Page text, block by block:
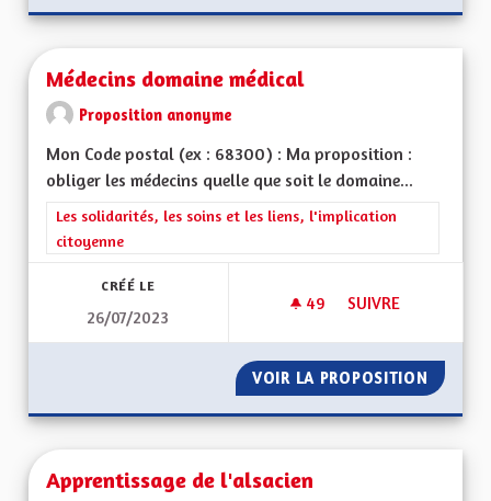
Médecins domaine médical
Proposition anonyme
Mon Code postal (ex : 68300) : Ma proposition :
obliger les médecins quelle que soit le domaine...
Filtrer les résultats de la catégorie : Les solidarités, les soins
Les solidarités, les soins et les liens, l'implication
citoyenne
CRÉÉ LE
26/07/2023
49 49 ABONNÉS
SUIVRE
VOIR LA PROPOSITION
Apprentissage de l'alsacien